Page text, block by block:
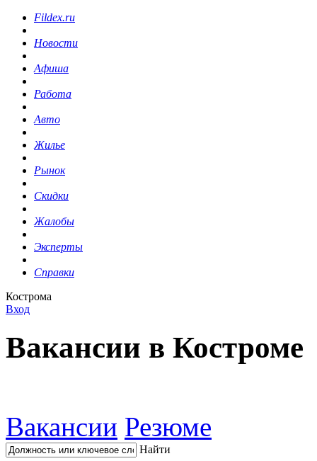
Fildex.ru
Новости
Афиша
Работа
Авто
Жилье
Рынок
Скидки
Жалобы
Эксперты
Справки
Кострома
Вход
Вакансии в Костроме
Вакансии Резюме
Найти